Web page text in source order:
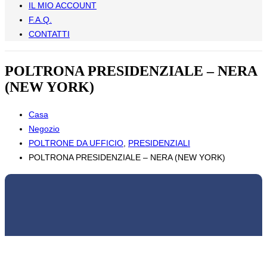
IL MIO ACCOUNT
F.A.Q.
CONTATTI
POLTRONA PRESIDENZIALE – NERA
(NEW YORK)
Casa
Negozio
POLTRONE DA UFFICIO PRESIDENZIALI
POLTRONA PRESIDENZIALE – NERA (NEW YORK)